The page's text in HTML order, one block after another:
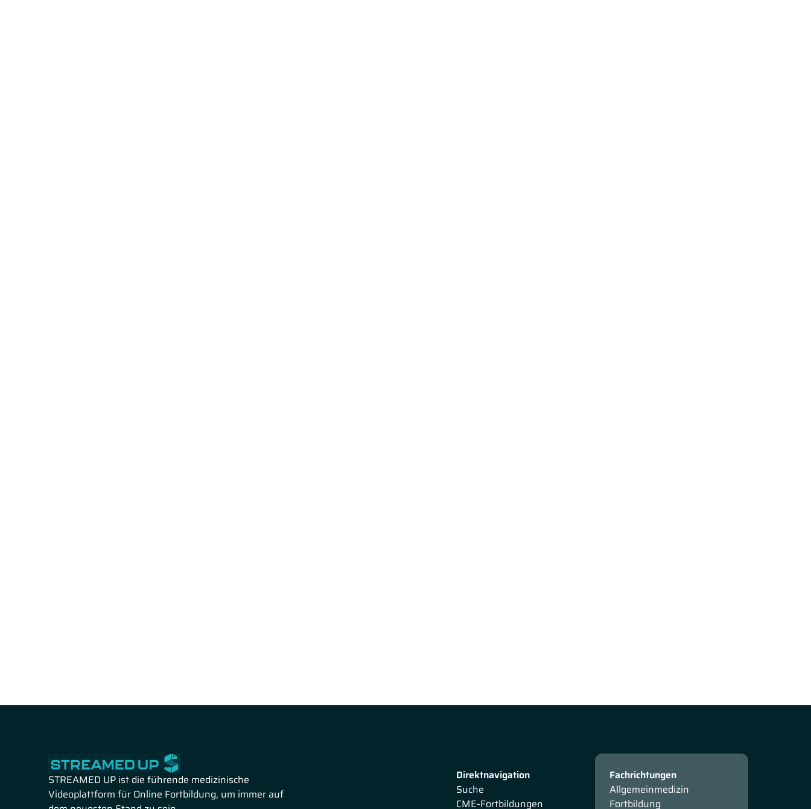
STREAMED UP ist die führende medizinische
Videoplattform für Online Fortbildung, um immer auf
Direktnavigation
Suche
CME-Fortbildungen
Fachrichtungen
Allgemeinmedizin
Fortbildung